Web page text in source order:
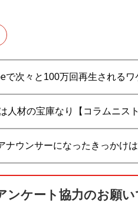
で次々と100万回再生されるワ
材の宝庫なり【コラムニスト
ウンサーになったきっかけは